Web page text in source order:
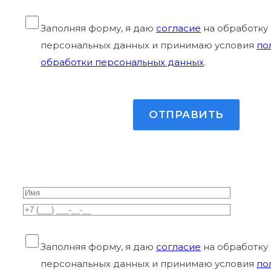
Заполняя форму, я даю согласие на
персональных данных и принимаю условия
обработки персональных данных.
Заполняя форму, я даю согласие на
персональных данных и принимаю условия